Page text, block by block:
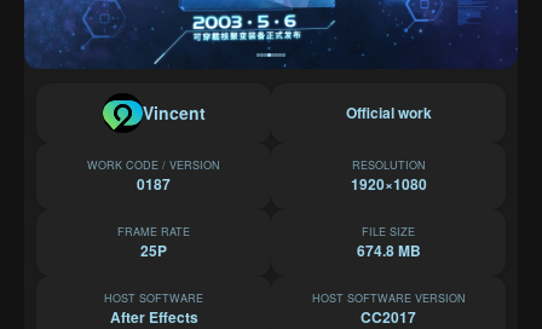
Forgot
Password
Vincent Official work
WORK CODE / VERSION
0187
RESOLUTION
1920×1080
FRAME RATE
25P
FILE SIZE
674.8 MB
HOST SOFTWARE
After Effects
HOST SOFTWARE VERSION
CC2017